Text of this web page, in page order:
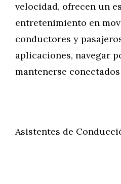
velocidad, ofrecen un
entretenimiento en
conductores y
aplicaciones, navegar
mantenerse
Asistentes de